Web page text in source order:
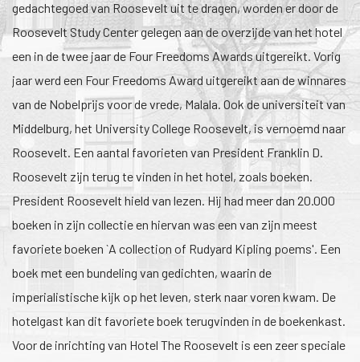
gedachtegoed van Roosevelt uit te dragen, worden er door de
Roosevelt Study Center gelegen aan de overzijde van het hotel
een in de twee jaar de Four Freedoms Awards uitgereikt. Vorig
jaar werd een Four Freedoms Award uitgereikt aan de winnares
van de Nobelprijs voor de vrede, Malala. Ook de universiteit van
Middelburg, het University College Roosevelt, is vernoemd naar
Roosevelt. Een aantal favorieten van President Franklin D.
Roosevelt zijn terug te vinden in het hotel, zoals boeken.
President Roosevelt hield van lezen. Hij had meer dan 20.000
boeken in zijn collectie en hiervan was een van zijn meest
favoriete boeken `A collection of Rudyard Kipling poems'. Een
boek met een bundeling van gedichten, waarin de
imperialistische kijk op het leven, sterk naar voren kwam. De
hotelgast kan dit favoriete boek terugvinden in de boekenkast.
Voor de inrichting van Hotel The Roosevelt is een zeer speciale